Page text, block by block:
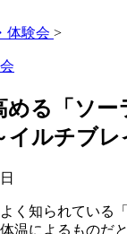
体験会 >
める「ソー
イルチブ
く知られている
温によるものだ